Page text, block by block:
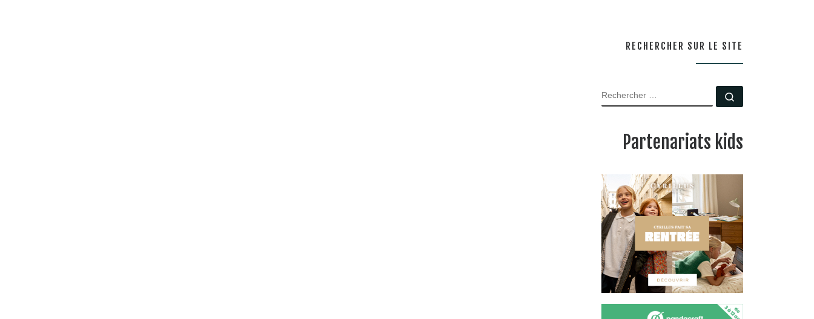
RECHERCHER SUR LE SITE
RECHERCHER
Partenariats kids